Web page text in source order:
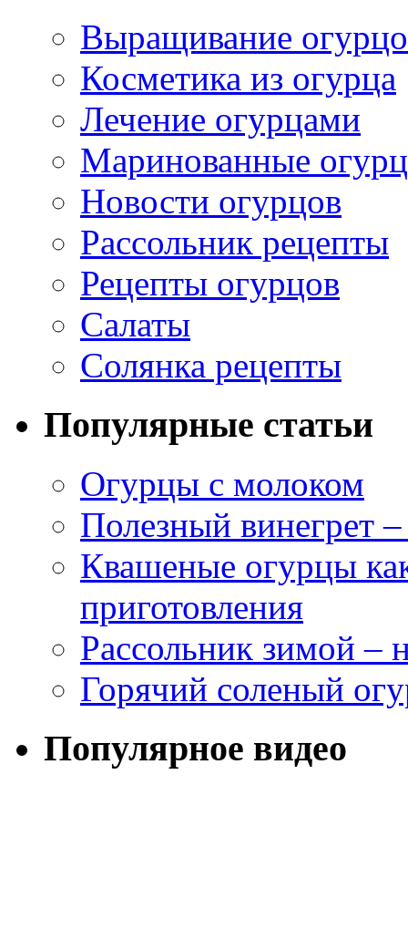
Выращивание
Косметика из огурца
Лечение огурцами
Маринованные
Новости огурцов
Рассольник рецепты
Рецепты огурцов
Салаты
Солянка рецепты
Популярные статьи
Огурцы с молоком
Полезный винегрет
Квашеные огурцы
приготовления
Рассольник зимой –
Горячий соленый
Популярное видео